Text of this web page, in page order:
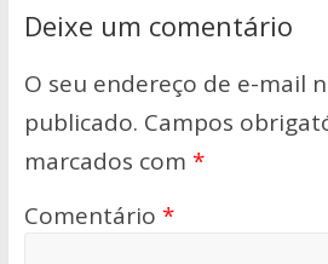
Deixe um comentário
O seu endereço de e-mail
publicado. Campos
marcados com *
Comentário *